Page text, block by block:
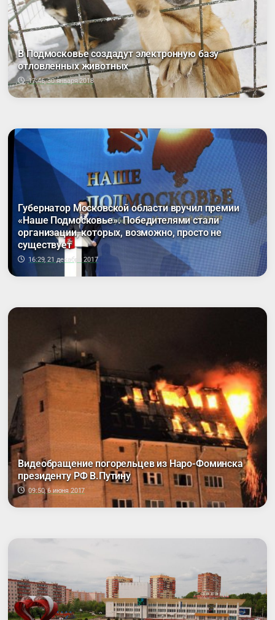
В Подмосковье создадут электронную базу
отловленных животных
17:46, 30 января 2018
Губернатор Моcковской области вручил премии
«Наше Подмосковье». Победителями стали
организации, которых, возможно, просто не
существует
16:29, 21 декабря 2017
Видеобращение погорельцев из Наро-Фоминска
президенту РФ В.Путину
09:50, 6 июня 2017